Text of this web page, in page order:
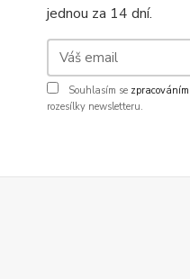
jednou za 14 dní.
Souhlasím se
rozesílky newsletteru.